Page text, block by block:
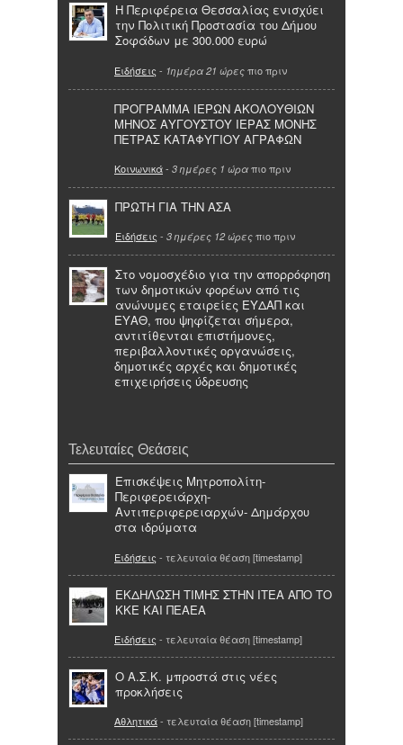
Η Περιφέρεια Θεσσαλίας ενισχύει
την Πολιτική Προστασία του Δήμου
Σοφάδων με 300.000 ευρώ
Ειδήσεις - 1ημέρα 21 ώρες πιο πριν
ΠΡΟΓΡΑΜΜΑ ΙΕΡΩΝ ΑΚΟΛΟΥΘΙΩΝ
ΜΗΝΟΣ ΑΥΓΟΥΣΤΟΥ ΙΕΡΑΣ ΜΟΝΗΣ
ΠΕΤΡΑΣ ΚΑΤΑΦΥΓΙΟΥ ΑΓΡΑΦΩΝ
Κοινωνικά- 3 ημέρες 1 ώρα πιο πριν
ΠΡΩΤΗ ΓΙΑ ΤΗΝ ΑΣΑ
Ειδήσεις - 3 ημέρες 12 ώρες πιο πριν
Στο νομοσχέδιο για την απορρόφηση
των δημοτικών φορέων από τις
ανώνυμες εταιρείες ΕΥΔΑΠ και
ΕΥΑΘ, που ψηφίζεται σήμερα,
αντιτίθενται επιστήμονες,
περιβαλλοντικές οργανώσεις,
δημοτικές αρχές και δημοτικές
επιχειρήσεις ύδρευσης
Τελευταίες Θεάσεις
Επισκέψεις Μητροπολίτη-
Περιφερειάρχη-
Αντιπεριφερειαρχών- Δημάρχου
στα ιδρύματα
Ειδήσεις - τελευταία θέαση [timestamp]
ΕΚΔΗΛΩΣΗ ΤΙΜΗΣ ΣΤΗΝ ΙΤΕΑ ΑΠΟ ΤΟ
ΚΚΕ ΚΑΙ ΠΕΑΕΑ
Ειδήσεις - τελευταία θέαση [timestamp]
Ο Α.Σ.Κ. μπροστά στις νέες
προκλήσεις
Αθλητικά- τελευταία θέαση [timestamp]